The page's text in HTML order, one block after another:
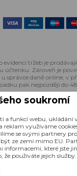
evidenci tržeb je
účtenku. Zároveň je
správce daně online; v
pak nejpozději do
Realizace
soukromí
a funkcí webu, ukládání
reklam využíváme
se svými partnery
ze zemí mimo EU.
informacemi, které jste
že používáte jejich služby.